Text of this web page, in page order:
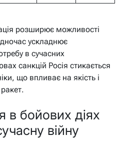
розширює можливості
ускладнює
в сучасних
санкцій Росія стикається
що впливає на якість і
в бойових діях
війну